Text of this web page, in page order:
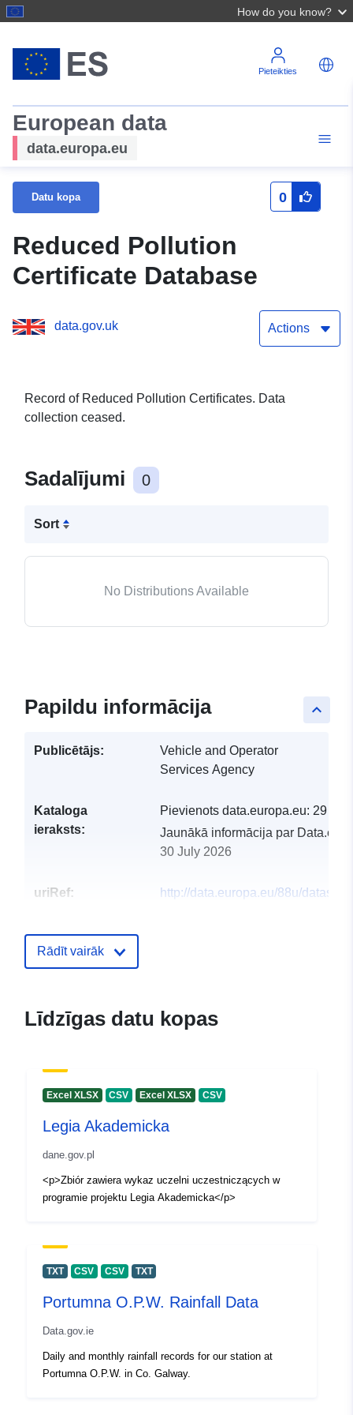
How do you know?
Pieteikties
European data
data.europa.eu
Datu kopa 0
Reduced Pollution
Certificate Database
data.gov.uk Actions
Record of Reduced Pollution Certificates. Data
collection ceased.
Sadalījumi 0
Sort
No Distributions Available
keyboard_arrow_up
Papildu informācija
Publicētājs:
Vehicle and Operator
Services Agency
Kataloga
ieraksts:
Pievienots data.europa.eu: 29
Jaunākā informācija par
30 July 2026
uriRef:
http://data.europa.eu/88u/dataset/
Rādīt vairāk
Līdzīgas datu kopas
Excel XLSX CSV Excel XLSX CSV
Legia Akademicka
dane.gov.pl
<p>Zbiór zawiera wykaz uczelni uczestniczących w
programie projektu Legia Akademicka</p>
TXT CSV CSV TXT
Portumna O.P.W. Rainfall Data
Data.gov.ie
Daily and monthly rainfall records for our station at
Portumna O.P.W. in Co. Galway.